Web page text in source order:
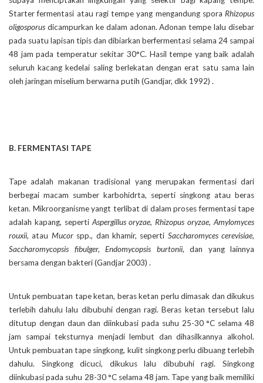
Starter fermentasi atau ragi tempe yang mengandung spora Rhizopus
oligosporus dicampurkan ke dalam adonan. Adonan tempe lalu disebar
pada suatu lapisan tipis dan dibiarkan berfermentasi selama 24 sampai
48 jam pada temperatur sekitar 30°C. Hasil tempe yang baik adalah
seluruh kacang kedelai saling berlekatan dengan erat satu sama lain
oleh jaringan miselium berwarna putih (Gandjar, dkk 1992) .
B. FERMENTASI TAPE
Tape adalah makanan tradisional yang merupakan fermentasi dari
berbegai macam sumber karbohidrta, seperti singkong atau beras
ketan. Mikroorganisme yangt terlibat di dalam proses fermentasi tape
adalah kapang, sepertiAspergillus oryzae, Rhizopus oryzae, Amylomyces
rouxii, atau Mucorspp., dan khamir, seperti Saccharomyces cerevisiae,
Saccharomycopsis fibulger, Endomycopsis burtonii, dan yang lainnya
bersama dengan bakteri (Gandjar 2003) .
Untuk pembuatan tape ketan, beras ketan perlu dimasak dan dikukus
terlebih dahulu lalu dibubuhi dengan ragi. Beras ketan tersebut lalu
ditutup dengan daun dan diinkubasi pada suhu 25-30 °C selama 48
jam sampai teksturnya menjadi lembut dan dihasilkannya alkohol.
Untuk pembuatan tape singkong, kulit singkong perlu dibuang terlebih
dahulu. Singkong dicuci, dikukus lalu dibubuhi ragi. Singkong
diinkubasi pada suhu 28-30 °C selama 48 jam. Tape yang baik memiliki